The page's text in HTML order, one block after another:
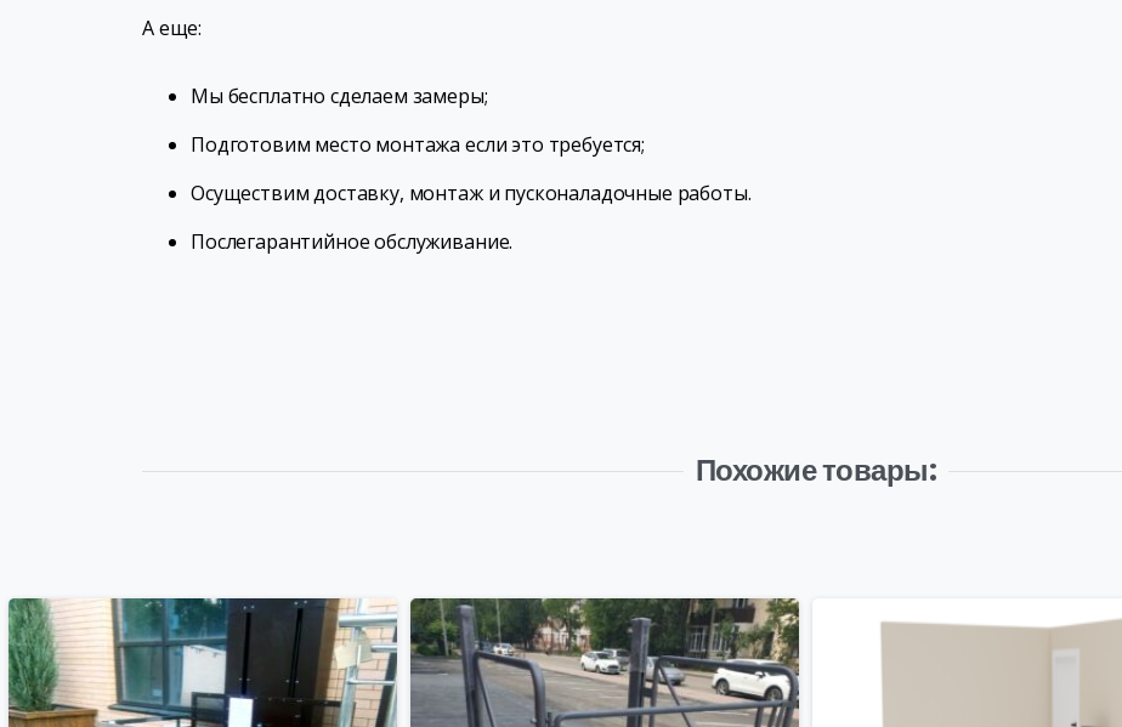
А еще:
Мы бесплатно сделаем замеры;
Подготовим место монтажа если это требуется;
Осуществим доставку, монтаж и пусконаладочные работы.
Послегарантийное обслуживание.
Похожие товары: